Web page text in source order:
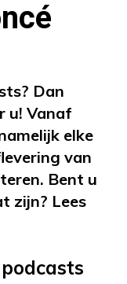
Dan
u! Vanaf
elke
van
Bent u
zijn? Lees